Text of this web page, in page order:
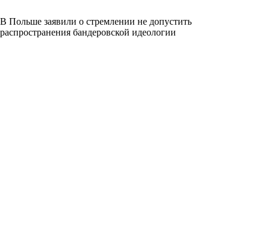
В Польше заявили о стремлении не допустить
распространения бандеровской идеологии